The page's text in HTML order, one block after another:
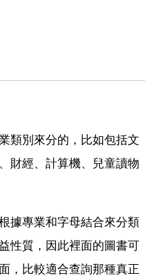
類別來分的，比如包括文
財經、計算機、兒童讀物
據專業和字母結合來分類
性質，因此裡面的圖書可
，比較適合查詢那種真正